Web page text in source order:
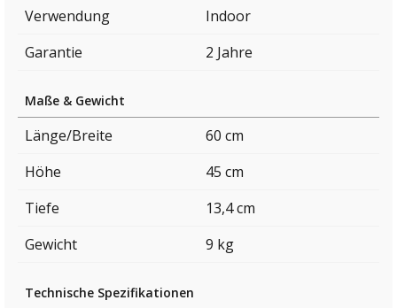
Verwendung
Indoor
Garantie
2 Jahre
Maße & Gewicht
Länge/Breite
60 cm
Höhe
45 cm
Tiefe
13,4 cm
Gewicht
9 kg
Technische Spezifikationen